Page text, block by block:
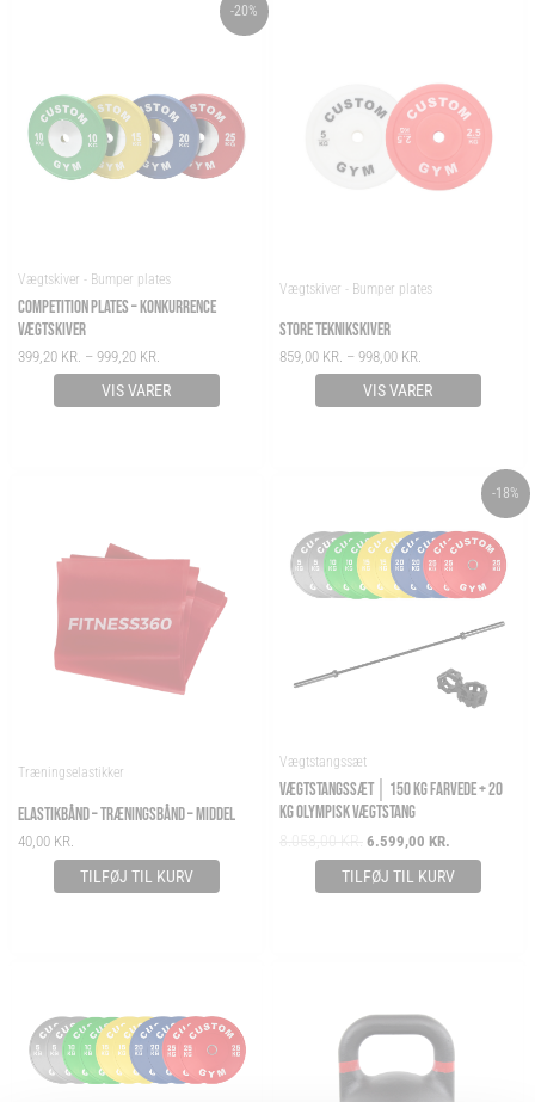
-20%
Vægtskiver - Bumper plates
COMPETITION PLATES – KONKURRENCE
VÆGTSKIVER
399,20 KR. – 999,20 KR.
VIS VARER
Vægtskiver - Bumper plates
STORE TEKNIKSKIVER
859,00 KR. – 998,00 KR.
VIS VARER
Træningselastikker
ELASTIKBÅND – TRÆNINGSBÅND – MIDDEL
40,00 KR.
TILFØJ TIL KURV
-18%
Vægtstangssæt
VÆGTSTANGSSÆT │ 150 KG FARVEDE + 20
KG OLYMPISK VÆGTSTANG
8.058,00 KR..
6.599,00 KR.
CURRENT
PRICE
6.599,00 KR..
TILFØJ TIL KURV